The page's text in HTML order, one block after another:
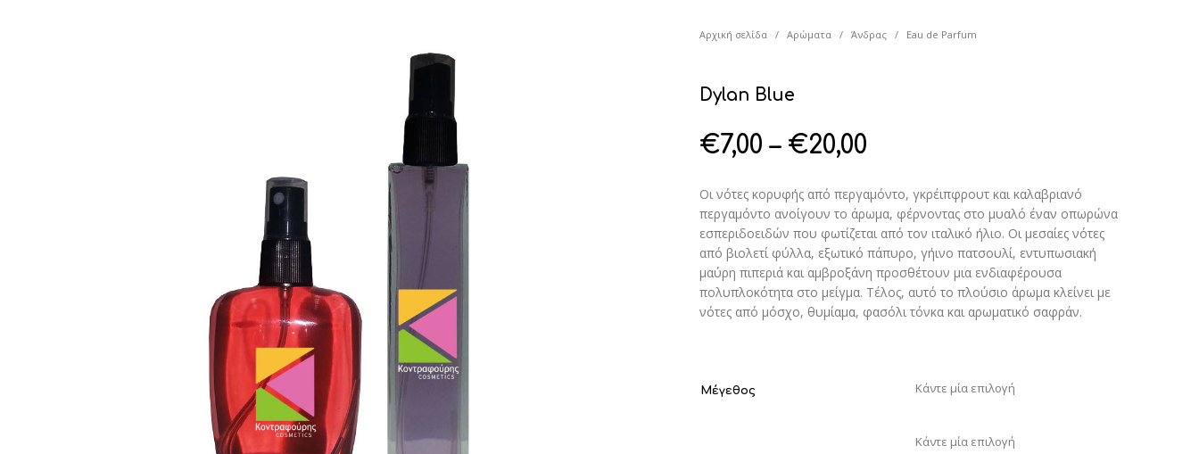
Αρχική σελίδα / Αρώματα / Άνδρας / Eau de Parfum
Dylan Blue
€7,00 – €20,00
Οι νότες κορυφής από περγαμόντο, γκρέιπφρουτ και καλαβριανό
περγαμόντο ανοίγουν το άρωμα, φέρνοντας στο μυαλό έναν οπωρώνα
εσπεριδοειδών που φωτίζεται από τον ιταλικό ήλιο. Οι μεσαίες νότες
από βιολετί φύλλα, εξωτικό πάπυρο, γήινο πατσουλί, εντυπωσιακή
μαύρη πιπεριά και αμβροξάνη προσθέτουν μια ενδιαφέρουσα
πολυπλοκότητα στο μείγμα. Τέλος, αυτό το πλούσιο άρωμα κλείνει με
νότες από μόσχο, θυμίαμα, φασόλι τόνκα και αρωματικό σαφράν.
Μέγεθος